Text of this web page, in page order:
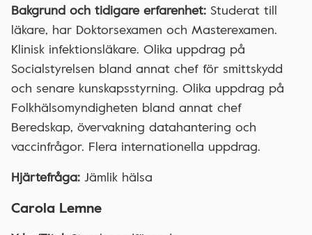
Bakgrund och tidigare erfarenhet: Studerat till
läkare, har Doktorsexamen och Masterexamen.
Klinisk infektionsläkare. Olika uppdrag på
Socialstyrelsen bland annat chef för smittskydd
och senare kunskapsstyrning. Olika uppdrag på
Folkhälsomyndigheten bland annat chef
Beredskap, övervakning datahantering och
vaccinfrågor. Flera internationella uppdrag.
Hjärtefråga: Jämlik hälsa
Carola Lemne